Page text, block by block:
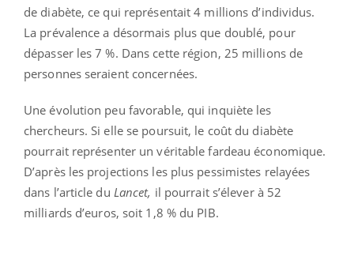
de diabète, ce qui représentait 4 millions d’individus.
La prévalence a désormais plus que doublé, pour
dépasser les 7 %. Dans cette région, 25 millions de
personnes seraient concernées.
Une évolution peu favorable, qui inquiète les
chercheurs. Si elle se poursuit, le coût du diabète
pourrait représenter un véritable fardeau économique.
D’après les projections les plus pessimistes relayées
dans l’article du Lancet, il pourrait s’élever à 52
milliards d’euros, soit 1,8 % du PIB.